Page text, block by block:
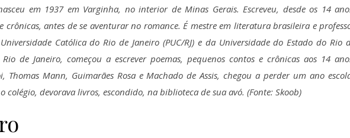
em 1937 em Varginha, no interior de Minas Gerais. Escreveu, desde os 14
crônicas, antes de se aventurar no romance. É mestre em literatura brasileira e
Católica do Rio de Janeiro (PUC/RJ) e da Universidade do Estado do Rio
Rio de Janeiro, começou a escrever poemas, pequenos contos e crônicas aos 14
Thomas Mann, Guimarães Rosa e Machado de Assis, chegou a perder um ano
colégio, devorava livros, escondido, na biblioteca de sua avó. (Fonte: Skoob)